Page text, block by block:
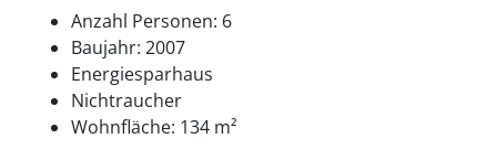
Anzahl Personen: 6
Baujahr: 2007
Energiesparhaus
Nichtraucher
Wohnfläche: 134 m²